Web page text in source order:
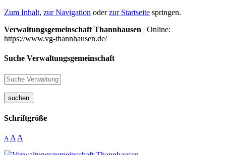
Zum Inhalt, zur Navigation oderzur Startseite springen.
Verwaltungsgemeinschaft Thannhausen | Online:
https://www.vg-thannhausen.de/
Suche Verwaltungsgemeinschaft
suchen
Schriftgröße
A A A